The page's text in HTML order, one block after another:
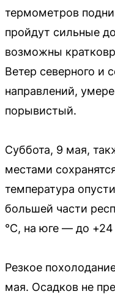
термометров
пройдут сильные
возможны
Ветер северного и
направлений,
порывистый.
Суббота, 9 мая,
местами
температура
большей части
°C, на юге — до +24
Резкое
мая. Осадков не